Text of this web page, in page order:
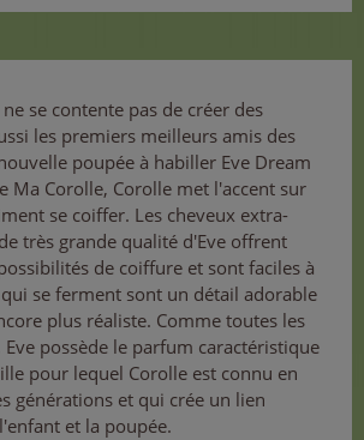
se contente pas de créer des
les premiers meilleurs amis des
poupée à habiller Eve Dream
Ma Corolle, Corolle met l'accent sur
se coiffer. Les cheveux extra-
très grande qualité d'Eve offrent
de coiffure et sont faciles à
se ferment sont un détail adorable
plus réaliste. Comme toutes les
possède le parfum caractéristique
pour lequel Corolle est connu en
générations et qui crée un lien
et la poupée.